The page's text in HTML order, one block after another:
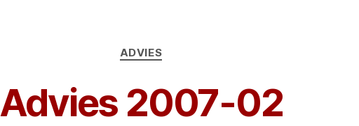
Categorieën
ADVIES
Advies 2007-02